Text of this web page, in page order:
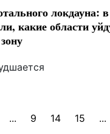
локдауна:
какие области
... 9 14 15 ...